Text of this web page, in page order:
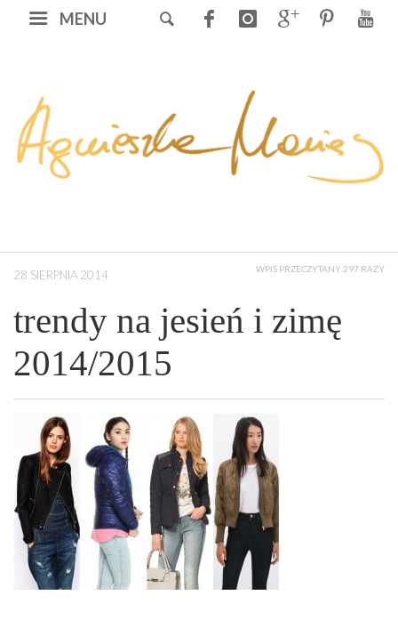
MENU
28 SIERPNIA 2014 WPIS PRZECZYTANY 297 RAZY
trendy na jesień i zimę
2014/2015